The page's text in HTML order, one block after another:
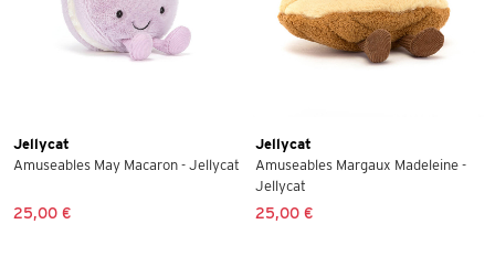
Jellycat
Amuseables May Macaron - Jellycat
25,00 €
Jellycat
Amuseables Margaux Madeleine -
Jellycat
25,00 €